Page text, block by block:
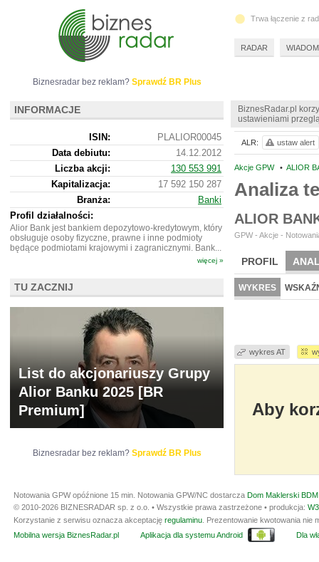
BiznesRadar.pl
ustawieniami
Akcje GPW • ALIOR
Analiza
ALIOR
GPW - Akcje -
PROFIL
WYCENA BR
WYKRES
wykres AT
Aby
ALR: ustaw alert
Biznesradar bez reklam? Sprawdź BR Plus
INFORMACJE
ISIN:
PLALIOR00045
Data debiutu:
14.12.2012
Liczba akcji:
130 553 991
Kapitalizacja:
17 592 150 287
Branża:
Banki
Profil działalności:
Alior Bank jest bankiem depozytowo-kredytowym, który
obsługuje osoby fizyczne, prawne i inne podmioty
będące podmiotami krajowymi i zagranicznymi. Bank...
więcej »
TU ZACZNIJ
List do akcjonariuszy Grupy
Alior Banku 2025 [BR
Premium]
Biznesradar bez reklam? Sprawdź BR Plus
Trwa łączenie z
RADAR
Notowania GPW opóźnione 15 min. Notowania GPW/NC dostarcza Dom Maklerski
© 2010-2026 BIZNESRADAR sp. z o.o. • Wszystkie prawa zastrzeżone • produkcja:
Korzystanie z serwisu oznacza akceptację regulaminu . Prezentowanie kwotowania
Mobilna wersja BiznesRadar.pl
Aplikacja dla systemu Android Dla